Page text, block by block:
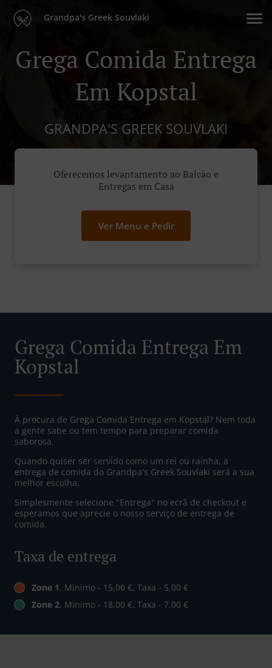
Grandpa's Greek Souvlaki
Grega Comida Entrega
Em Kopstal
GRANDPA'S GREEK SOUVLAKI
Oferecemos levantamento ao Balcão e
Entregas em Casa
Ver Menu e Pedir
Grega Comida Entrega Em
Kopstal
À procura de Grega Comida Entrega em Kopstal? Nem toda
a gente sabe ou tem tempo para preparar comida
saborosa.
Quando quiser ser servido como um rei ou rainha, a
entrega de comida do Grandpa's Greek Souvlaki será a sua
melhor escolha.
Simplesmente selecione "Entrega" no ecrã de checkout e
esperamos que aprecie o nosso serviço de entrega de
comida.
Taxa de entrega
Zone 1, Minimo - 15,00 €, Taxa - 5,00 €
Zone 2, Minimo - 18,00 €, Taxa - 7,00 €